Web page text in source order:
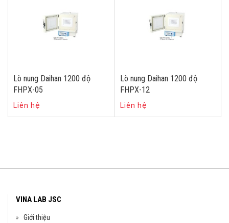
Lò nung Daihan 1200 độ
FHPX-05
Liên hệ
Lò nung Daihan 1200 độ
FHPX-12
Liên hệ
VINA LAB JSC
Giới thiệu